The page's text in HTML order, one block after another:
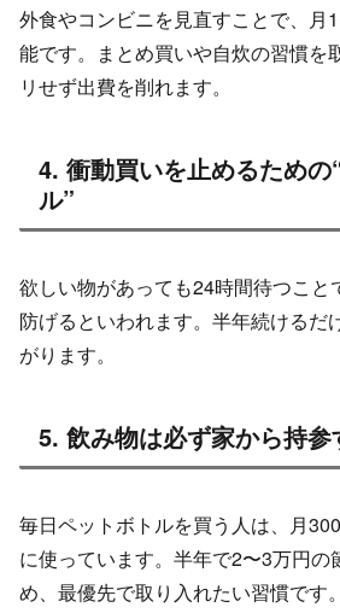
外食やコンビニを見直すことで、月
能です。まとめ買いや自炊の習慣を
リせず出費を削れます。
4. 衝動買いを止めるための
ル”
欲しい物があっても24時間待つこと
防げるといわれます。半年続けるだ
がります。
5. 飲み物は必ず家から持参
毎日ペットボトルを買う人は、月
に使っています。半年で2〜3万円の
め、最優先で取り入れたい習慣です。